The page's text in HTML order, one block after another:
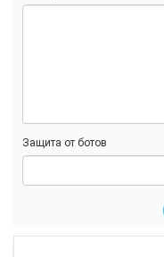
Защита от ботов